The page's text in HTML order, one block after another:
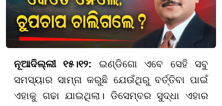
ନୂଆଦିଲ୍ଲୀ ୧୫।୧୨: ଇଣ୍ଡିଗୋ ଏବେ ସେହି ସବୁ
ସମସ୍ୟାର ସାମ୍ନା କରୁଛି ଯେଉଁଥିରୁ ବର୍ତ୍ତିବା ପାଇଁ
ଏହାକୁ ଗଢା ଯାଇଥିଲା। ଡିସେମ୍ବର ସୁଦ୍ଧା ଏହାର